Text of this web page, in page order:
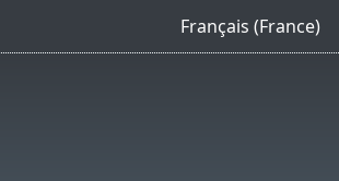
Français (France)